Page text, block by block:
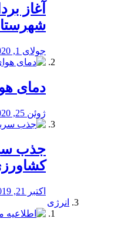
آغاز
جولای 1, 2020
دمای
ژوئن 25, 2020
جذب
اکتبر 21, 2019
انرژی